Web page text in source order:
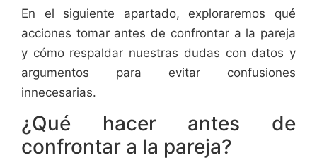
En el siguiente apartado, exploraremos qué
acciones tomar antes de confrontar a la pareja
y cómo respaldar nuestras dudas con datos y
argumentos para evitar confusiones
innecesarias.
¿Qué hacer antes de
confrontar a la pareja?